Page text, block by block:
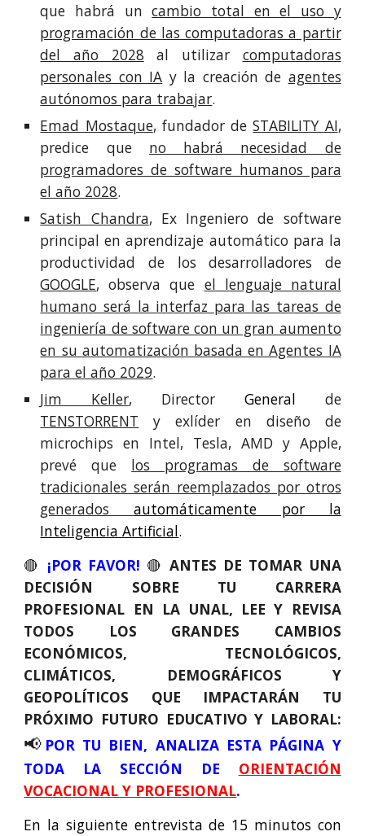
que habrá uncambio total en el uso y
programación de las computadoras a partir
del año 2028
al utilizar computadoras
personales con IA y la creación de agentes
autónomos para trabajar.
Emad Mostaque, fundador deSTABILITY AI,
predice que no habrá necesidad de
programadores de software humanos para
el año 2028.
Satish Chandra, Ex Ingeniero de software
principal en aprendizaje automático para la
productividad de los desarrolladores de
GOOGLE, observa que el lenguaje natural
humano será la interfaz para las tareas de
ingeniería de software con un gran aumento
en su automatización basada en Agentes IA
para el año 2029.
Jim Keller, Director General de
TENSTORRENT y exlíder en diseño de
microchips en Intel, Tesla, AMD y Apple,
prevé que los programas de software
tradicionales serán reemplazados por otros
generadosautomáticamente por la
Inteligencia Artificial.
🔴 ¡POR FAVOR! 🔴ANTES DE TOMAR UNA
DECISIÓN SOBRE TU CARRERA
PROFESIONAL EN LA UNAL, LEE Y REVISA
TODOS LOS GRANDES CAMBIOS
ECONÓMICOS, TECNOLÓGICOS,
CLIMÁTICOS, DEMOGRÁFICOS Y
GEOPOLÍTICOS QUE IMPACTARÁN TU
PRÓXIMO FUTURO EDUCATIVO Y LABORAL:
📢 POR TU BIEN, ANALIZA ESTA PÁGINA Y
TODA LA SECCIÓN DE ORIENTACIÓN
VOCACIONAL Y PROFESIONAL.
En la siguiente entrevistade 15 minutos con